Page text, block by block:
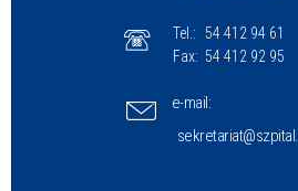
Tel.: 54 412 94 61
Fax: 54 412 92 95
e-mail: